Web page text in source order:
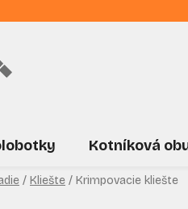
Kotníková
/ Kliešte / Krimpovacie kliešte